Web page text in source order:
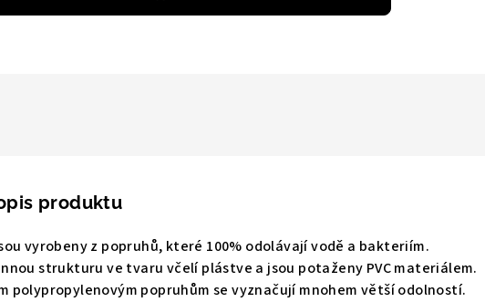
produktu
vyrobeny z popruhů, které 100% odolávají vodě a bakteriím.
strukturu ve tvaru včelí plástve a jsou potaženy PVC materiálem.
polypropylenovým popruhům se vyznačují mnohem větší odolností.